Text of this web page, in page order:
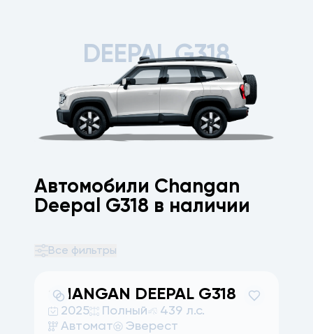
DEEPAL G318
Автомобили Changan
Deepal G318 в наличии
CHANGAN DEEPAL G318
2025 Полный
439 л.с.
Автомат
Эверест
Все фильтры